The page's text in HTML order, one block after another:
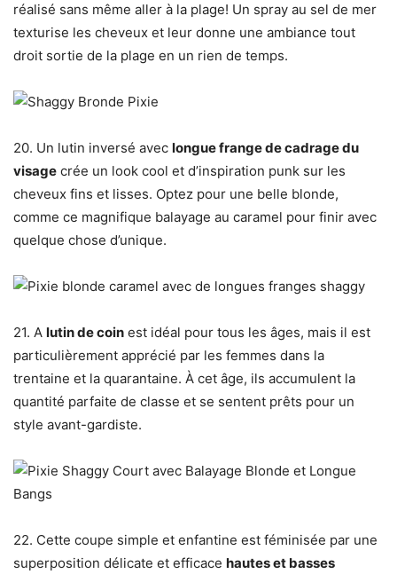
réalisé sans même aller à la plage! Un spray au sel de mer
texturise les cheveux et leur donne une ambiance tout
droit sortie de la plage en un rien de temps.
20. Un lutin inversé avec longue frange de cadrage du
visage crée un look cool et d’inspiration punk sur les
cheveux fins et lisses. Optez pour une belle blonde,
comme ce magnifique balayage au caramel pour finir avec
quelque chose d’unique.
21. A lutin de coin est idéal pour tous les âges, mais il est
particulièrement apprécié par les femmes dans la
trentaine et la quarantaine. À cet âge, ils accumulent la
quantité parfaite de classe et se sentent prêts pour un
style avant-gardiste.
22. Cette coupe simple et enfantine est féminisée par une
superposition délicate et efficace hautes et basses